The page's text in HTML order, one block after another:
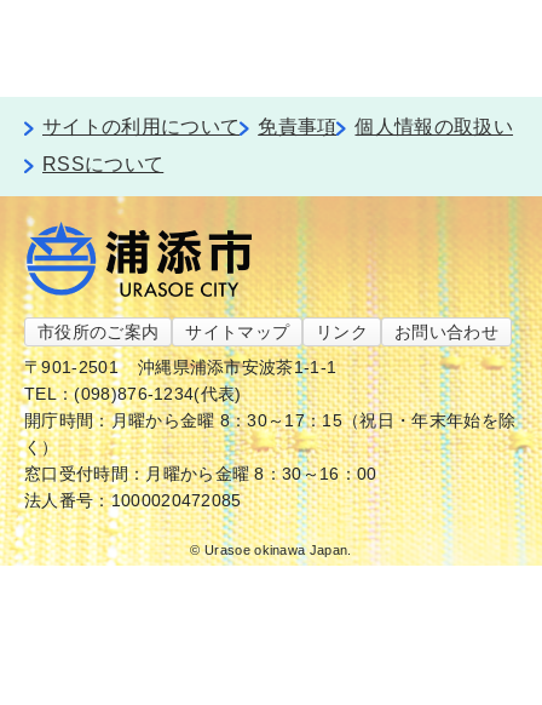
サイトの利用について 免責事項
個人情報の取扱い
RSSについて
市役所のご案内 サイトマップ リンク
お問い合わせ
〒901-2501
沖縄県浦添市安波茶1-1-1
TEL：(098)876-1234(代表)
開庁時間：月曜から金曜 8：30～17：15（祝日・年末年始を除
く）
窓口受付時間：月曜から金曜 8：30～16：00
法人番号：1000020472085
© Urasoe okinawa Japan.